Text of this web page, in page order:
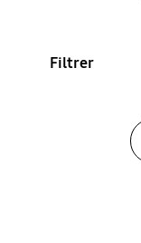
Filtrer